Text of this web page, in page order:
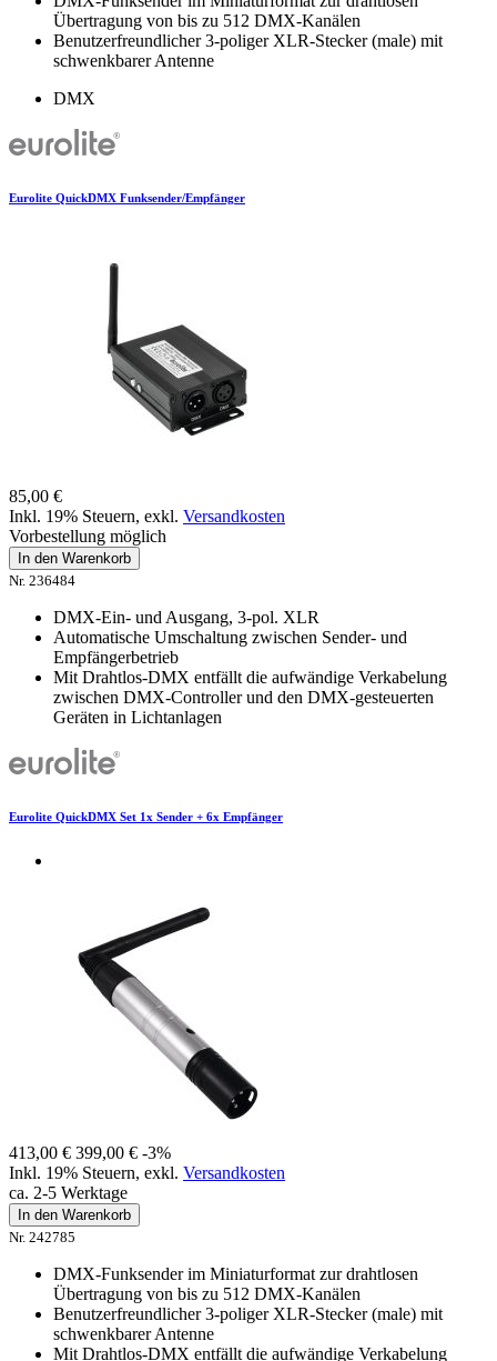
Übertragung von bis zu 512 DMX-Kanälen
Benutzerfreundlicher 3-poliger XLR-Stecker (male) mit
schwenkbarer Antenne
DMX
Eurolite QuickDMX Funksender/Empfänger
85,00 €
Inkl. 19% Steuern, exkl. Versandkosten
Vorbestellung möglich
In den Warenkorb
Nr. 236484
DMX-Ein- und Ausgang, 3-pol. XLR
Automatische Umschaltung zwischen Sender- und
Empfängerbetrieb
Mit Drahtlos-DMX entfällt die aufwändige Verkabelung
zwischen DMX-Controller und den DMX-gesteuerten
Geräten in Lichtanlagen
Eurolite QuickDMX Set 1x Sender + 6x Empfänger
413,00 € 399,00 € -3%
Inkl. 19% Steuern, exkl. Versandkosten
ca. 2-5 Werktage
In den Warenkorb
Nr. 242785
DMX-Funksender im Miniaturformat zur drahtlosen
Übertragung von bis zu 512 DMX-Kanälen
Benutzerfreundlicher 3-poliger XLR-Stecker (male) mit
schwenkbarer Antenne
Mit Drahtlos-DMX entfällt die aufwändige Verkabelung